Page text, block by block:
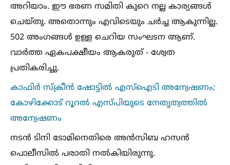
അറിയാം. ഈ ഭരണ സമിതി കുറെ നല്ല കാര്യങ്ങള്‍
ചെയ്തു. അതൊന്നും എവിടെയും ചര്‍ച്ച ആകുന്നില്ല.
502 അംഗങ്ങള്‍ ഉള്ള ചെറിയ സംഘടന ആണ്.
വാര്‍ത്ത ഏകപക്ഷീയം ആകരുത് - ശ്വേത
പ്രതികരിച്ചു.
കാഫിര്‍ സ്‌ക്രീന്‍ ഷോട്ടില്‍ എസ്‌ഐടി അന്വേഷണം;
കോഴിക്കോട് റൂറല്‍ എസ്പിയുടെ നേതൃത്വത്തില്‍
അന്വേഷണം
നടന്‍ ടിനി ടോമിനെതിരെ അന്‍സിബ ഹസന്‍
പൊലീസില്‍ പരാതി നല്‍കിയിരുന്നു.